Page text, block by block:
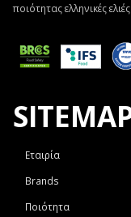
ποιότητας ελληνικές
Εταιρία
Brands
Ποιότητα